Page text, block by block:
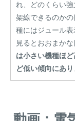
れ、どのくらい
架線できるのか
種にはジュール
見るとおおまか
は小さい機種ほ
ど低い傾向にあり